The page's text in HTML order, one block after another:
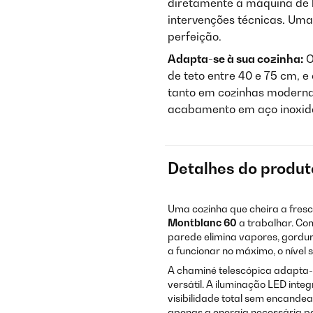
diretamente à máquina
intervenções técnicas.
perfeição.
Adapta-se à sua cozinha:
de teto entre 40 e 75 cm,
tanto em cozinhas
acabamento em aço
Detalhes do
Uma cozinha que cheira a
Montblanc 60 a trabalhar.
parede elimina vapores,
a funcionar no máximo, o nível
A chaminé telescópica
versátil. A iluminação LED
visibilidade total sem